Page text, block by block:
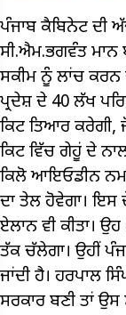
ਪੰਜਾਬ ਕੈਬਿਨੇਟ ਦੀ
ਸੀ.ਐਮ.ਭਗਵੰਤ ਮਾਨ
ਸਕੀਮ ਨੂੰ ਲਾਂਚ ਕਰਨ
ਪ੍ਰਦੇਸ਼ ਦੇ 40 ਲੱਖ
ਕਿਟ ਤਿਆਰ ਕਰੇਗੀ,
ਕਿਟ ਵਿੱਚ ਗੇਹੂਂ ਦੇ
ਕਿਲੋ ਆਇਓਡੀਨ
ਦਾ ਤੇਲ ਹੋਵੇਗਾ। ਇਸ
ਏਲਾਨ ਵੀ ਕੀਤਾ।
ਤੱਕ ਚੱਲੇਗਾ। ਉਹੀਂ
ਜਾਂਦੀ ਹੈ। ਹਰਪਾਲ
ਸਰਕਾਰ ਬਣੀ ਤਾਂ